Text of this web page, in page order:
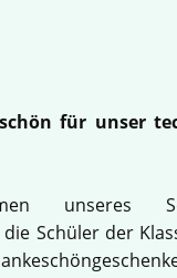
für unser
unseres
Schüler der